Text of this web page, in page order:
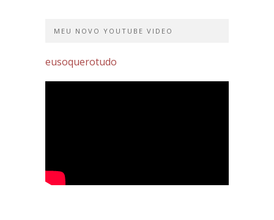
MEU NOVO YOUTUBE VIDEO
eusoquerotudo